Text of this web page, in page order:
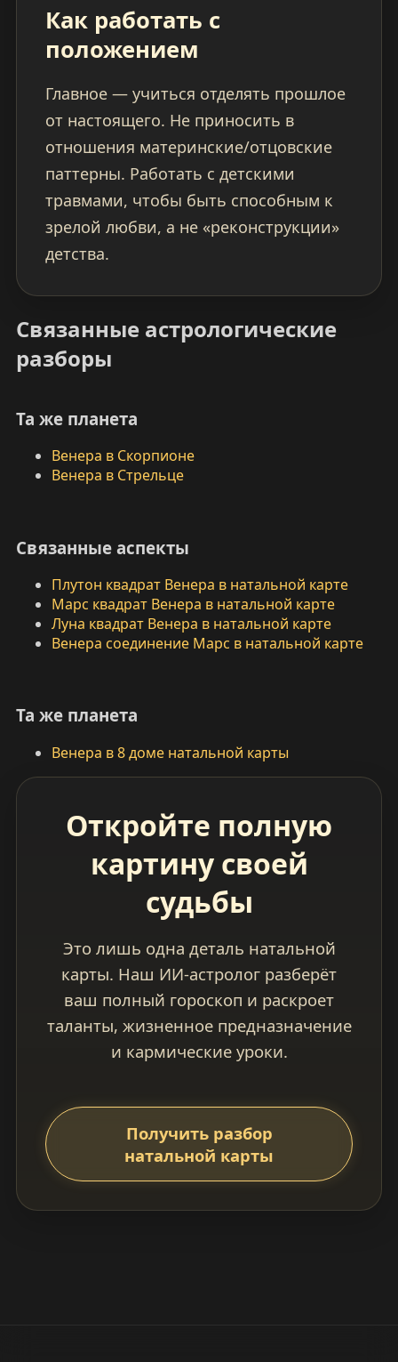
Как работать с
положением
Главное — учиться отделять прошлое
от настоящего. Не приносить в
отношения материнские/отцовские
паттерны. Работать с детскими
травмами, чтобы быть способным к
зрелой любви, а не «реконструкции»
детства.
Связанные астрологические
разборы
Та же планета
Венера в Скорпионе
Венера в Стрельце
Связанные аспекты
Плутон квадрат Венера в натальной карте
Марс квадрат Венера в натальной карте
Луна квадрат Венера в натальной карте
Венера соединение Марс в натальной карте
Та же планета
Венера в 8 доме натальной карты
Откройте полную
картину своей
судьбы
Это лишь одна деталь натальной
карты. Наш ИИ-астролог разберёт
ваш полный гороскоп и раскроет
таланты, жизненное предназначение
и кармические уроки.
Получить разбор
натальной карты